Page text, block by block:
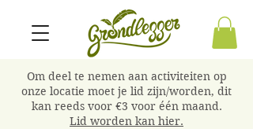
Om deel te nemen aan activiteiten op
onze locatie moet je lid zijn/worden, dit
kan reeds voor €3 voor één maand.
Lid worden kan hier.